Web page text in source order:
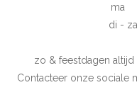
ma
di -
zo & feestdagen
Contacteer onze sociale